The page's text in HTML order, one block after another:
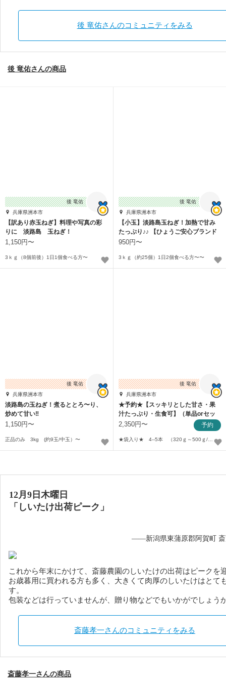
後 竜佑さんのコミュニティをみる
後 竜佑さんの商品
後 竜佑
兵庫県洲本市
【訳あり赤玉ねぎ】料理や写真の彩
りに 淡路島 玉ねぎ！
1,150円〜
3ｋｇ（8個前後）1日1個食べる方〜
後 竜佑
兵庫県洲本市
【小玉】淡路島玉ねぎ！加熱で甘み
たっぷり♪♪ 【ひょうご安心ブランド
認証】
950円〜
3ｋｇ（約25個）1日2個食べる方〜〜
後 竜佑
兵庫県洲本市
淡路島の玉ねぎ！煮るととろ〜り、
炒めて甘い‼️
1,150円〜
正品のみ 3kg (約9玉/中玉）〜
後 竜佑
兵庫県洲本市
★予約★【スッキリとした甘さ・果
汁たっぷり・生食可】（単品orセッ
ト品）
2,350円〜 予約
★袋入り★ 4--5本 （320ｇ～500ｇ/1本）〜
12月9日木曜日
「しいたけ出荷ピーク」
——新潟県東蒲原郡阿賀町 斎
これから年末にかけて、斎藤農園のしいたけの出荷はピークを
お歳暮用に買われる方も多く、大きくて肉厚のしいたけはとて
す。
包装などは行っていませんが、贈り物などでもいかがでしょう
斎藤孝一さんのコミュニティをみる
斎藤孝一さんの商品